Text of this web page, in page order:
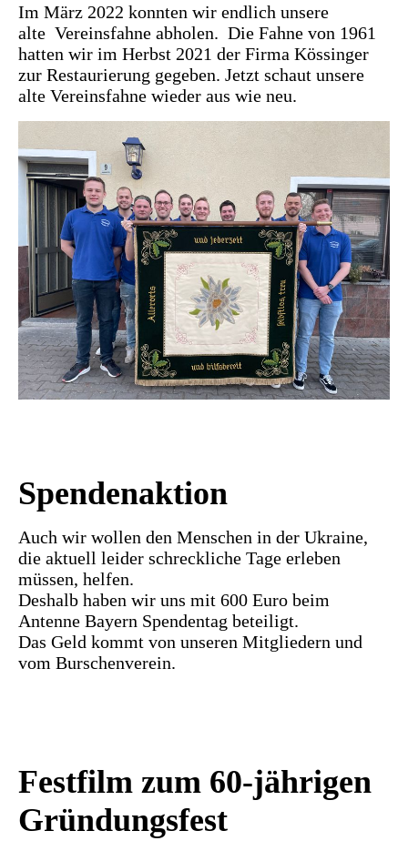
Im März 2022 konnten wir endlich unsere
alte Vereinsfahne abholen. Die Fahne von 1961
hatten wir im Herbst 2021 der Firma Kössinger
zur Restaurierung gegeben. Jetzt schaut unsere
alte Vereinsfahne wieder aus wie neu.
Spendenaktion
Auch wir wollen den Menschen in der Ukraine,
die aktuell leider schreckliche Tage erleben
müssen, helfen.
Deshalb haben wir uns mit 600 Euro beim
Antenne Bayern Spendentag beteiligt.
Das Geld kommt von unseren Mitgliedern und
vom Burschenverein.
Festfilm zum 60-jährigen
Gründungsfest